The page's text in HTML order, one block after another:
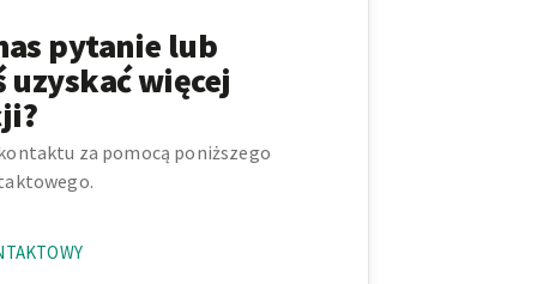
pytanie lub
uzyskać więcej
za pomocą poniższego